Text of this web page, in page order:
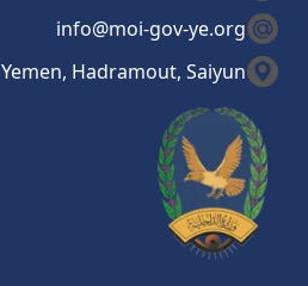
info@moi-gov-ye.org
Yemen, Hadramout, Saiyun